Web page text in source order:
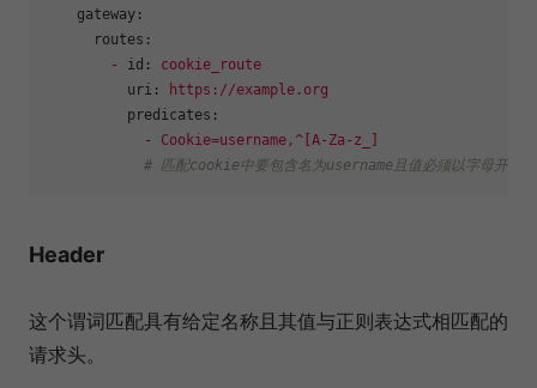
gateway:
routes:
-
id:
cookie_route
uri:
https://example.org
predicates:
-
Cookie=username,^[A-Za-z_]
# 匹配cookie中要包含名为username且值必须以字母开头
Header
这个谓词匹配具有给定名称且其值与正则表达式相匹配的
请求头。